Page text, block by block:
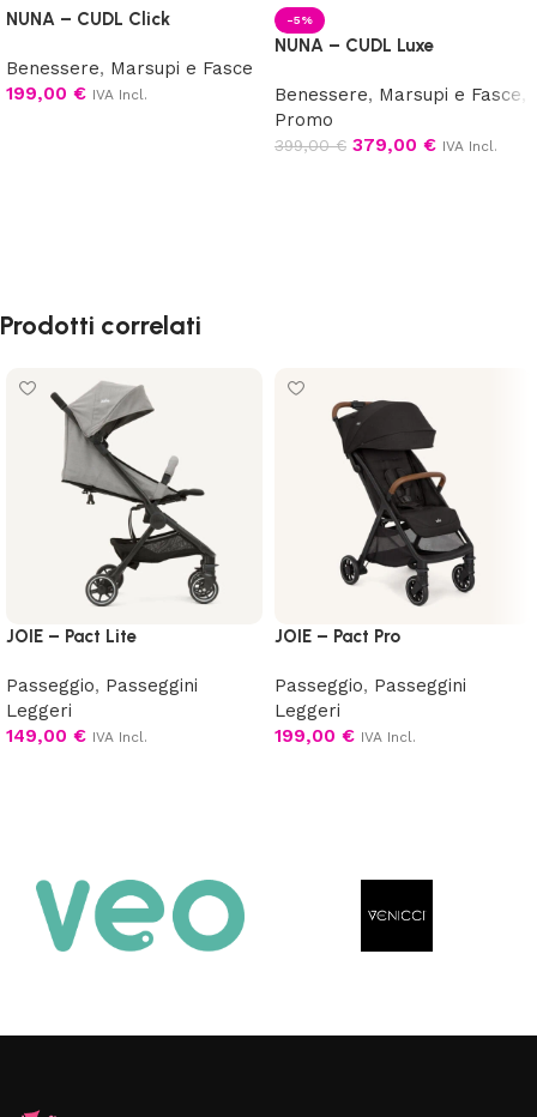
NUNA – CUDL Click
Benessere, Marsupi e Fasce
199,00 € IVA Incl.
-5%
NUNA – CUDL Luxe
Benessere, Marsupi e Fasce
Promo
399,00€ 379,00 € IVA Incl.
Prodotti correlati
JOIE – Pact Lite
Passeggio, Passeggini
Leggeri
149,00 € IVA Incl.
JOIE – Pact Pro
Passeggio, Passeggini
Leggeri
199,00 € IVA Incl.